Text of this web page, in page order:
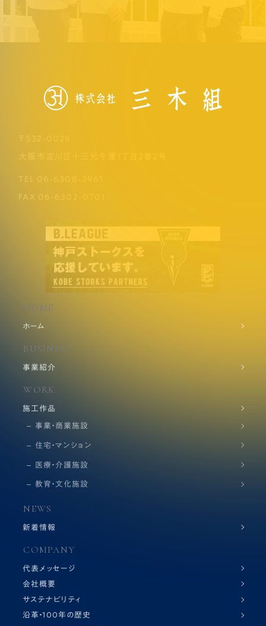
大阪市淀川区十三元今里1丁目2番2号
TEL 06-6308-3961
FAX 06-6302-0701
HOME
ホーム
BUSINESS
事業紹介
WORK
施工作品
事業・商業施設
住宅・マンション
医療・介護施設
教育・文化施設
NEWS
新着情報
COMPANY
代表メッセージ
会社概要
サステナビリティ
沿革・100年の歴史